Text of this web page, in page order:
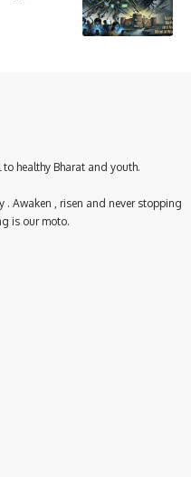
healthy Bharat and youth.
. Awaken , risen and never stopping
is our moto.